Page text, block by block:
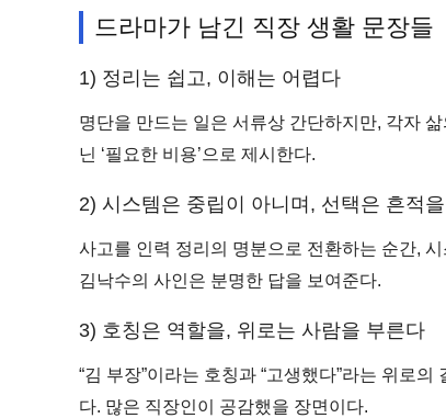
드라마가 남긴 직장 생활 문장들
1) 정리는 쉽고, 이해는 어렵다
명단을 만드는 일은 서류상 간단하지만, 각자
닌 ‘필요한 비용’으로 제시한다.
2) 시스템은 중립이 아니며, 선택은 흔적
사고를 인력 정리의 명분으로 전환하는 순간,
김낙수의 사인은 분명한 답을 보여준다.
3) 호칭은 역할을, 위로는 사람을 부른다
“김 부장”이라는 호칭과 “고생했다”라는 위로
다. 많은 직장인이 공감했을 장면이다.